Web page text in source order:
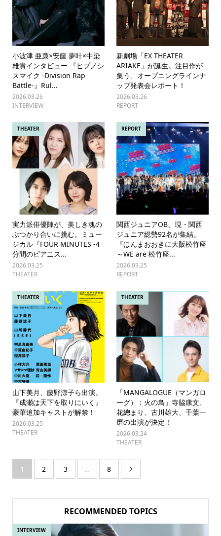
小波津 亜廉×安藤 夢叶×中染
雄貴インタビュー 『ヒプノシ
スマイク -Division Rap
Battle-』Rul...
2026.03.26
INTERVIEW
新劇場「EX THEATER
ARIAKE」が誕生。注目作が
集う、オープニングラインナ
ップ発表会レポート！
2026.03.26
REPORT
THEATER
実力派俳優陣が、美しき魂の
ぶつかり合いに挑む。ミュー
ジカル『FOUR MINUTES -4
分間のピアニス...
2026.03.25
THEATER
REPORT
関西ジュニアOB、現・関西
ジュニア総勢92名が集結。
『ほんまおおきに大阪松竹座
～WE are 松竹座...
2026.03.25
REPORT
THEATER
山下美月、藤野涼子ら出演。
『成瀬は天下を取りにいく』
豪華追加キャストが解禁！
2026.03.25
THEATER
THEATER
「MANGALOGUE（マンガロ
ーグ）：火の鳥」寺脇康文、
花總まり、古川雄大、千葉一
磨の出演が決定！
2026.03.24
THEATER
1 2 3 … 8 
RECOMMENDED TOPICS
INTERVIEW